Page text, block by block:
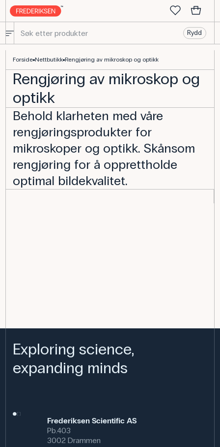
Rydd
Forside Nettbutikk Rengjøring av mikroskop og optikk
Rengjøring av mikroskop og
optikk
Behold klarheten med våre
rengjøringsprodukter for
mikroskoper og optikk. Skånsom
rengjøring for å opprettholde
optimal bildekvalitet.
Exploring science,
expanding minds
Frederiksen Scientific AS
Pb.403
3002 Drammen